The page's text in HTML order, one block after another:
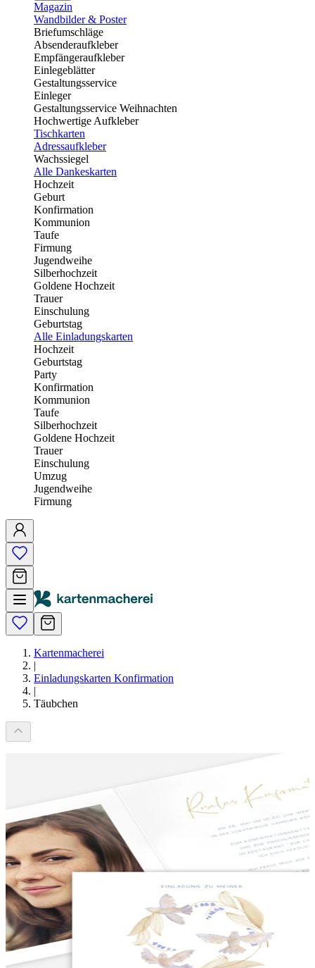
Magazin
Wandbilder & Poster
Briefumschläge
Absenderaufkleber
Empfängeraufkleber
Einlegeblätter
Gestaltungsservice
Einleger
Gestaltungsservice Weihnachten
Hochwertige Aufkleber
Tischkarten
Adressaufkleber
Wachssiegel
Alle Dankeskarten
Hochzeit
Geburt
Konfirmation
Kommunion
Taufe
Firmung
Jugendweihe
Silberhochzeit
Goldene Hochzeit
Trauer
Einschulung
Geburtstag
Alle Einladungskarten
Hochzeit
Geburtstag
Party
Konfirmation
Kommunion
Taufe
Silberhochzeit
Goldene Hochzeit
Trauer
Einschulung
Umzug
Jugendweihe
Firmung
Kartenmacherei
|
Einladungskarten Konfirmation
|
Täubchen